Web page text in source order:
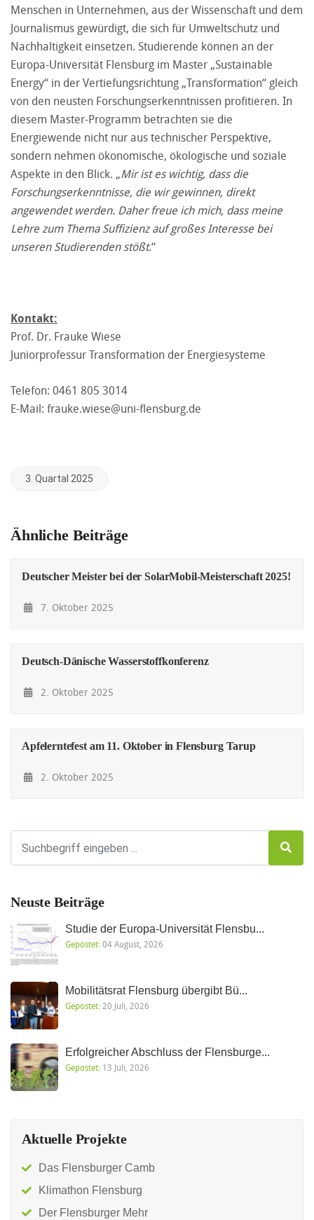
Menschen in Unternehmen, aus der Wissenschaft und dem
Journalismus gewürdigt, die sich für Umweltschutz und
Nachhaltigkeit einsetzen. Studierende können an der
Europa-Universität Flensburg im Master „Sustainable
Energy“ in der Vertiefungsrichtung „Transformation“ gleich
von den neusten Forschungserkenntnissen profitieren. In
diesem Master-Programm betrachten sie die
Energiewende nicht nur aus technischer Perspektive,
sondern nehmen ökonomische, ökologische und soziale
Aspekte in den Blick. „Mir ist es wichtig, dass die
Forschungserkenntnisse, die wir gewinnen, direkt
angewendet werden. Daher freue ich mich, dass meine
Lehre zum Thema Suffizienz auf großes Interesse bei
unseren Studierenden stößt.“
Kontakt:
Prof. Dr. Frauke Wiese
Juniorprofessur Transformation der Energiesysteme
Telefon: 0461 805 3014
E-Mail: frauke.wiese@uni-flensburg.de
3. Quartal 2025
Ähnliche Beiträge
Deutscher Meister bei der SolarMobil-Meisterschaft 2025!
7. Oktober 2025
Deutsch-Dänische Wasserstoffkonferenz
2. Oktober 2025
Apfelerntefest am 11. Oktober in Flensburg Tarup
2. Oktober 2025
Neuste Beiträge
Studie der Europa-Universität Flensbu...
Gepostet:04 August, 2026
Mobilitätsrat Flensburg übergibt Bü...
Gepostet:20 Juli, 2026
Erfolgreicher Abschluss der Flensburge...
Gepostet: 13 Juli, 2026
Aktuelle Projekte
Das Flensburger Camb
Klimathon Flensburg
Der Flensburger Mehr